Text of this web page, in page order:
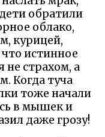
обратили
облако,
курицей,
истинное
не страхом, а
Когда туча
тоже начали
в мышек и
даже грозу!